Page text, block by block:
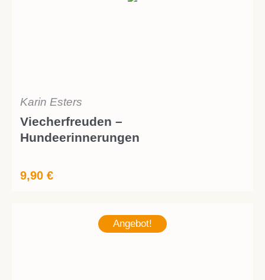
Karin Esters
Viecherfreuden –
Hundeerinnerungen
9,90 €
Angebot!